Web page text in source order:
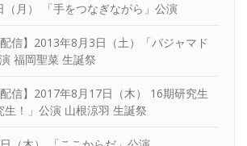
（月） 「手をつなぎながら」公演
配信】2013年8月3日（土）「パジャマド
福岡聖菜 生誕祭
配信】2017年8月17日（木） 16期研究生
生！」公演 山根涼羽 生誕祭